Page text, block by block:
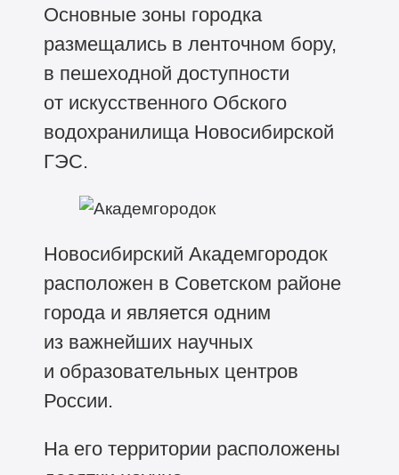
Основные зоны городка
размещались в ленточном бору,
в пешеходной доступности
от искусственного Обского
водохранилища Новосибирской
ГЭС.
Новосибирский Академгородок
расположен в Советском районе
города и является одним
из важнейших научных
и образовательных центров
России.
На его территории расположены